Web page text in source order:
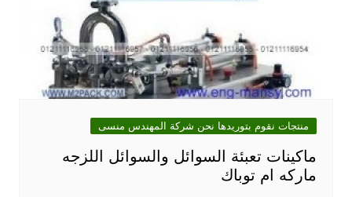
منتجات نقوم بتوريدها نحن شركة المهندس منسى
ماكينات تعبئة السوائل والسوائل اللزجه
ماركه ام توباك